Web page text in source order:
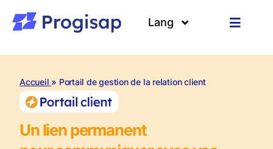
contenu
Toggle
Solutions
A propos
Clients
Lang
Langues
Accueil» Portail de gestion de la relation client
Un lien permanent